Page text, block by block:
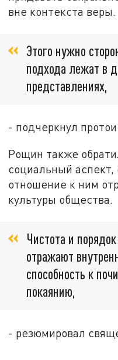
вне контекста веры.
Этого нужно
подхода лежат в
представлениях,
- подчеркнул
Рощин также
социальный
отношение к ним
культуры общества.
Чистота и
отражают
способность к
покаянию,
- резюмировал